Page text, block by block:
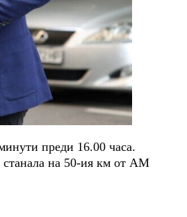
преди 16.00 часа.
станала на 50-ия км от АМ